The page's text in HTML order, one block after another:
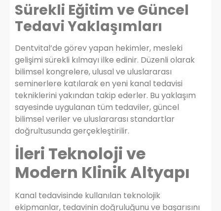
Sürekli Eğitim ve Güncel
Tedavi Yaklaşımları
Dentvital’de görev yapan hekimler, mesleki
gelişimi sürekli kılmayı ilke edinir. Düzenli olarak
bilimsel kongrelere, ulusal ve uluslararası
seminerlere katılarak en yeni kanal tedavisi
tekniklerini yakından takip ederler. Bu yaklaşım
sayesinde uygulanan tüm tedaviler, güncel
bilimsel veriler ve uluslararası standartlar
doğrultusunda gerçekleştirilir.
İleri Teknoloji ve
Modern Klinik Altyapı
Kanal tedavisinde kullanılan teknolojik
ekipmanlar, tedavinin doğruluğunu ve başarısını